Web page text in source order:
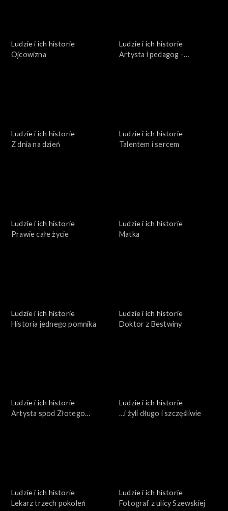
Ludzie i ich historie
Ojcowizna
Ludzie i ich historie
Artysta i pedagog -
Ludzie i ich historie
Z dnia na dzień
Ludzie i ich historie
Talentem i sercem
Ludzie i ich historie
Prawie całe życie
Ludzie i ich historie
Matka
Ludzie i ich historie
Historia jednego pomnika
Ludzie i ich historie
Doktor z Bestwiny
Ludzie i ich historie
Artysta spod Złotego
Ludzie i ich historie
…i żyli długo i szczęśliwie
Ludzie i ich historie
Lekarz trzech pokoleń
Ludzie i ich historie
Fotograf z ulicy Szewskiej